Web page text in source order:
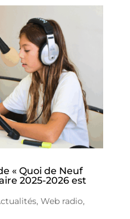
« Quoi de Neuf
2025-2026 est
, Web radio,